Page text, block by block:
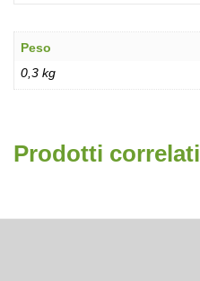
Peso
0,3 kg
Prodotti correlati